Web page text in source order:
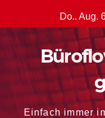
Inhalt
springen
Do.. Aug.
Einfach immer